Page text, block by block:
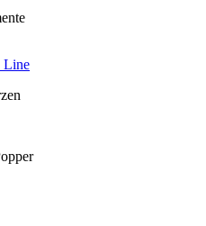
Line